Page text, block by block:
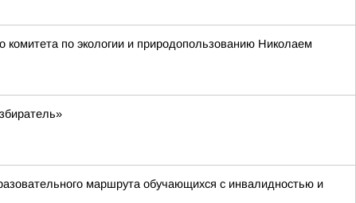
по экологии и природопользованию Николаем
маршрута обучающихся с инвалидностью и